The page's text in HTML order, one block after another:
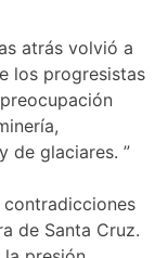
atrás volvió a
los progresistas
de glaciares. ”
contradicciones
de Santa Cruz.